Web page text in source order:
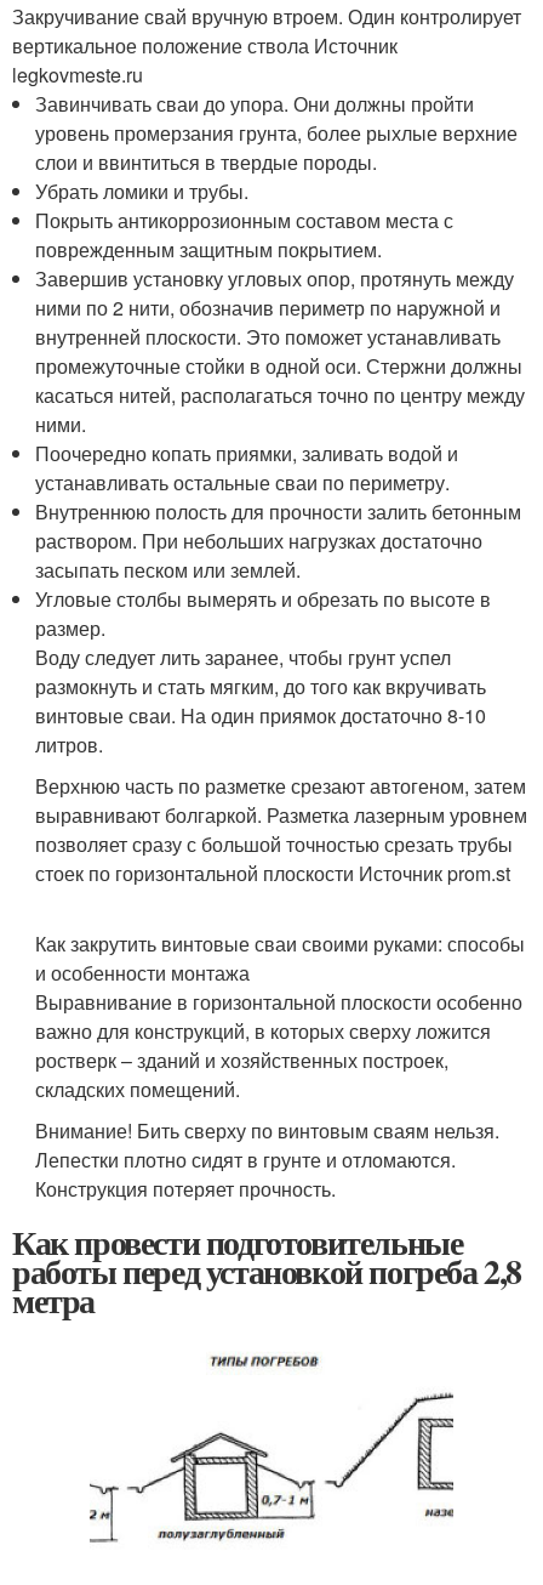
Закручивание свай вручную втроем. Один контролирует
вертикальное положение ствола Источник
legkovmeste.ru
Завинчивать сваи до упора. Они должны пройти
уровень промерзания грунта, более рыхлые верхние
слои и ввинтиться в твердые породы.
Убрать ломики и трубы.
Покрыть антикоррозионным составом места с
поврежденным защитным покрытием.
Завершив установку угловых опор, протянуть между
ними по 2 нити, обозначив периметр по наружной и
внутренней плоскости. Это поможет устанавливать
промежуточные стойки в одной оси. Стержни должны
касаться нитей, располагаться точно по центру между
ними.
Поочередно копать приямки, заливать водой и
устанавливать остальные сваи по периметру.
Внутреннюю полость для прочности залить бетонным
раствором. При небольших нагрузках достаточно
засыпать песком или землей.
Угловые столбы вымерять и обрезать по высоте в
размер.
Воду следует лить заранее, чтобы грунт успел
размокнуть и стать мягким, до того как вкручивать
винтовые сваи. На один приямок достаточно 8-10
литров.
Верхнюю часть по разметке срезают автогеном, затем
выравнивают болгаркой. Разметка лазерным уровнем
позволяет сразу с большой точностью срезать трубы
стоек по горизонтальной плоскости Источник prom.st
Как закрутить винтовые сваи своими руками: способы
и особенности монтажа
Выравнивание в горизонтальной плоскости особенно
важно для конструкций, в которых сверху ложится
ростверк – зданий и хозяйственных построек,
складских помещений.
Внимание! Бить сверху по винтовым сваям нельзя.
Лепестки плотно сидят в грунте и отломаются.
Конструкция потеряет прочность.
Как провести подготовительные
работы перед установкой погреба 2,8
метра